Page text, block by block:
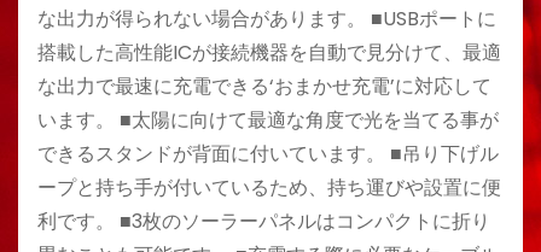
な出力が得られない場合があります。 ■USBポートに
搭載した高性能ICが接続機器を自動で見分けて、最適
な出力で最速に充電できる‘おまかせ充電’に対応して
います。 ■太陽に向けて最適な角度で光を当てる事が
できるスタンドが背面に付いています。 ■吊り下げル
ープと持ち手が付いているため、持ち運びや設置に便
利です。 ■3枚のソーラーパネルはコンパクトに折り